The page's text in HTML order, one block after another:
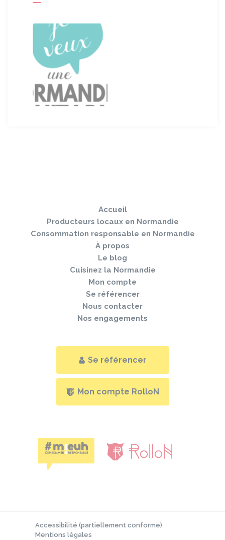
Accueil
Producteurs locaux en Normandie
Consommation responsable en Normandie
À propos
Le blog
Cuisinez la Normandie
Mon compte
Se référencer
Nous contacter
Nos engagements
Se référencer
Mon compte RolloN
Accessibilité (partiellement conforme)
Mentions légales